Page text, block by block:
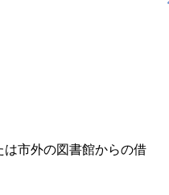
市外の図書館からの借